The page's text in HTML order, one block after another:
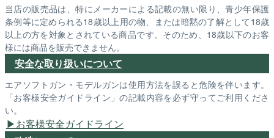
当店の販売品は、特にメーカーによる記載の無い限り、青少年保護
条例等に定められる18歳以上用の物、または暗黙の了解として18歳
以上の方を対象とされている商品です。そのため、18歳以下のお客
様には商品を販売できません。
安全な取り扱いについて
エアソフトガン・モデルガンは使用方法を誤ると危険を伴います。
「お客様安全ガイドライン」の記載内容を必ず守ってご利用くださ
い。
お客様安全ガイドライン